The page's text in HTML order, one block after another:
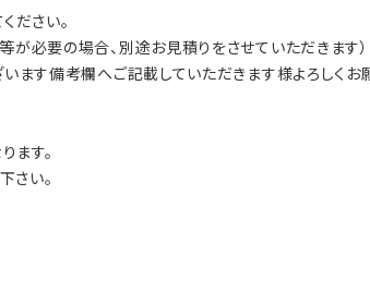
ださい。
が必要の場合、別途お見積りをさせていただきます）
ます備考欄へご記載していただきます様よろしくお
ます。
さい。